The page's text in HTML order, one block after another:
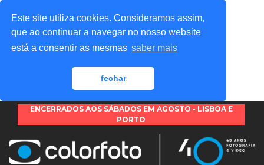
Este site utiliza cookies. Consideramos assim,
que ao continuar a navegar no nosso website
está a consentir as mesmas saber mais
fechar
ENCERRADOS AOS SÁBADOS EM AGOSTO - LISBOA E
PORTO